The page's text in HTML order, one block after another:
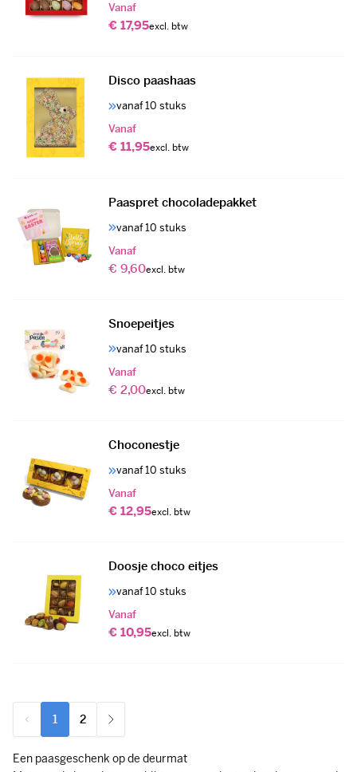
Vanaf
€ 17,95
Disco paashaas
vanaf 10 stuks
Vanaf
€ 11,95
Paaspret chocoladepakket
vanaf 10 stuks
Vanaf
€ 9,60
Snoepeitjes
vanaf 10 stuks
Vanaf
€ 2,00
Choconestje
vanaf 10 stuks
Vanaf
€ 12,95
Doosje choco eitjes
vanaf 10 stuks
Vanaf
€ 10,95
U lees momenteel pagina
1
Pagina
2
Een paasgeschenk op de deurmat